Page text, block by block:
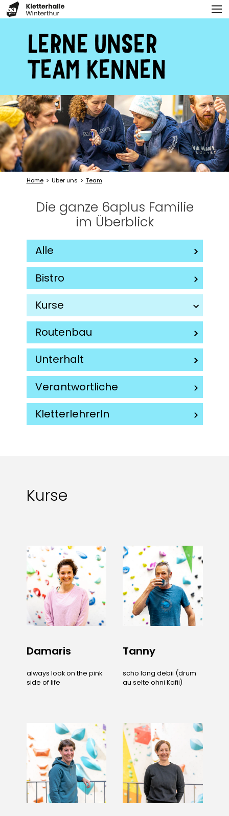
LERNE UNSER
TEAM KENNEN
Home Über uns Team
Die ganze 6aplus Familie
im Überblick
Alle
Bistro
Kurse
Routenbau
Unterhalt
Verantwortliche
KletterlehrerIn
Kurse
Damaris
always look on the pink
side of life
Tanny
scho lang debii (drum
au selte ohni Kafii)